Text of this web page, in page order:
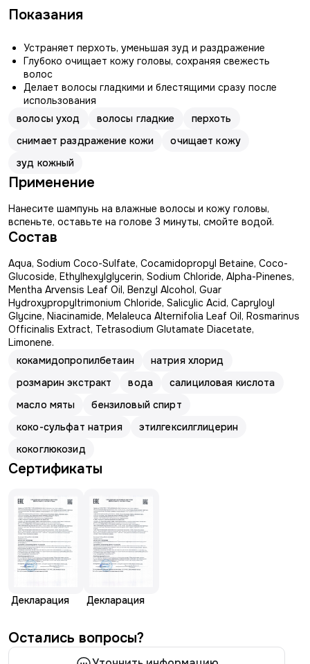
Показания
Устраняет перхоть, уменьшая зуд и раздражение
Глубоко очищает кожу головы, сохраняя свежесть
волос
Делает волосы гладкими и блестящими сразу после
использования
волосы уход
волосы гладкие
перхоть
снимает раздражение кожи
очищает кожу
зуд кожный
Применение
Нанесите шампунь на влажные волосы и кожу головы,
вспеньте, оставьте на голове 3 минуты, смойте водой.
Состав
Aqua, Sodium Coco-Sulfate, Cocamidopropyl Betaine, Coco-
Glucoside, Ethylhexylglycerin, Sodium Chloride, Alpha-Pinenes,
Mentha Arvensis Leaf Oil, Benzyl Alcohol, Guar
Hydroxypropyltrimonium Chloride, Salicylic Acid, Capryloyl
Glycine, Niacinamide, Melaleuca Alternifolia Leaf Oil, Rosmarinus
Officinalis Extract, Tetrasodium Glutamate Diacetate,
Limonene.
кокамидопропилбетаин
натрия хлорид
розмарин экстракт
вода
салициловая кислота
масло мяты
бензиловый спирт
коко-сульфат натрия
этилгексилглицерин
кокоглюкозид
Сертификаты
Декларация Декларация
Остались вопросы?